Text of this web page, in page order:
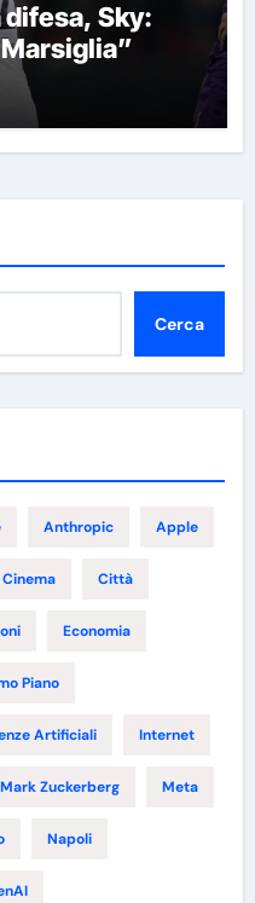
difesa, Sky:
Cerca
Anthropic Apple
Cinema Città
Economia
Piano
Artificiali Internet
Mark Zuckerberg Meta
Napoli